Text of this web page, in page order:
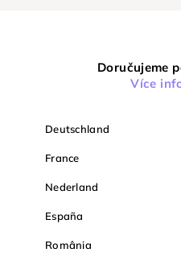
Doručujeme
Více
Deutschland
France
Nederland
España
România